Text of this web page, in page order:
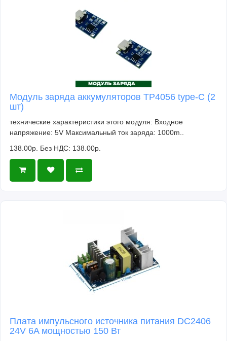
Модуль заряда аккумуляторов TP4056 type-C (2
шт)
технические характеристики этого модуля: Входное
напряжение: 5V Максимальный ток заряда: 1000m..
138.00р. Без НДС: 138.00р.
Плата импульсного источника питания DC2406
24V 6A мощностью 150 Вт